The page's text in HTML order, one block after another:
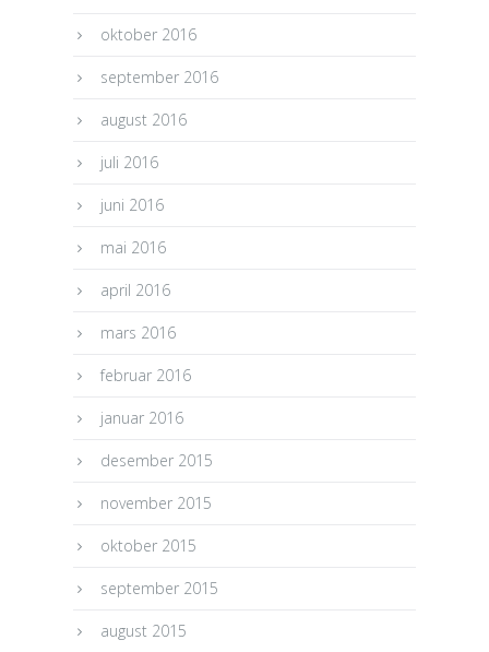
oktober 2016
september 2016
august 2016
juli 2016
juni 2016
mai 2016
april 2016
mars 2016
februar 2016
januar 2016
desember 2015
november 2015
oktober 2015
september 2015
august 2015